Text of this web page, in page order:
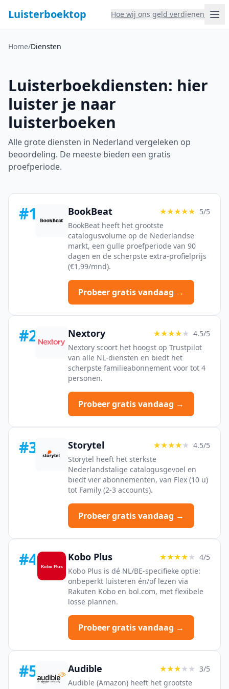
Luisterboektop Hoe wij ons geld verdienen
Home/Diensten
Luisterboekdiensten: hier
luister je naar
luisterboeken
Alle grote diensten in Nederland vergeleken op
beoordeling. De meeste bieden een gratis
proefperiode.
#1 BookBeat ★★★★★ 5/5
BookBeat heeft het grootste
catalogusvolume op de Nederlandse
markt, een gulle proefperiode van 90
dagen en de scherpste extra-profielprijs
(€1,99/mnd).
Probeer gratis vandaag →
#2 Nextory ★★★★★ 4.5/5
Nextory scoort het hoogst op Trustpilot
van alle NL-diensten en biedt het
scherpste familieabonnement voor tot 4
personen.
Probeer gratis vandaag →
#3 Storytel ★★★★★ 4.5/5
Storytel heeft het sterkste
Nederlandstalige catalogusgevoel en
biedt vier abonnementen, van Flex (10 u)
tot Family (2-3 accounts).
Probeer gratis vandaag →
#4 Kobo Plus ★★★★★ 4/5
Kobo Plus is dé NL/BE-specifieke optie:
onbeperkt luisteren én/of lezen via
Rakuten Kobo en bol.com, met flexibele
losse plannen.
Probeer gratis vandaag →
#5 Audible ★★★★★ 3/5
Audible (Amazon) heeft het grootste